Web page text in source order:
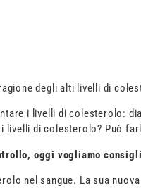
degli alti livelli di
i livelli di colesterolo:
di colesterolo? Può
oggi vogliamo
nel sangue. La sua